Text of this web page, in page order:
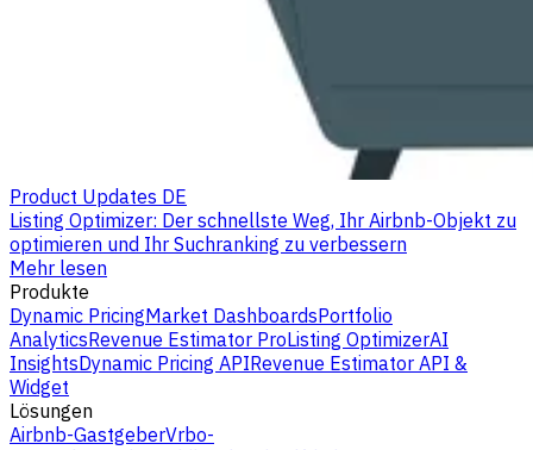
Product Updates DE
Listing Optimizer: Der schnellste Weg, Ihr Airbnb-Objekt zu
optimieren und Ihr Suchranking zu verbessern
Mehr lesen
Produkte
Dynamic PricingMarket DashboardsPortfolio
AnalyticsRevenue Estimator ProListing OptimizerAI
InsightsDynamic Pricing APIRevenue Estimator API &
Widget
Lösungen
Airbnb-GastgeberVrbo-